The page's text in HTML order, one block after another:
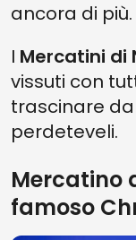
ancora di più.
I Mercatini di
vissuti con
trascinare
perdeteveli.
Mercatino
famoso